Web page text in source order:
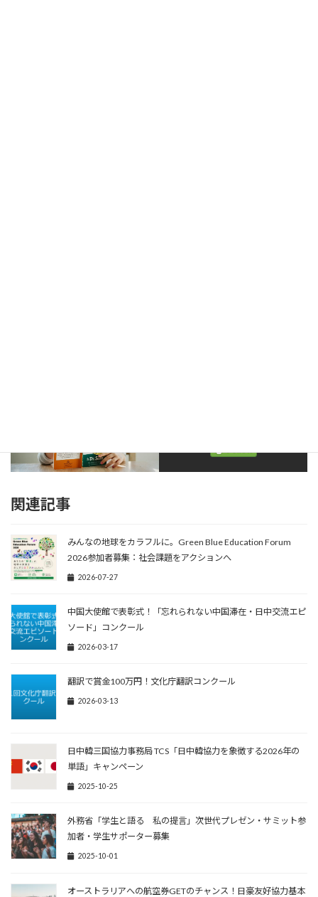
関連記事
みんなの地球をカラフルに。Green Blue Education Forum
2026参加者募集：社会課題をアクションへ
2026-07-27
中国大使館で表彰式！「忘れられない中国滞在・日中交流エピ
ソード」コンクール
2026-03-17
翻訳で賞金100万円！文化庁翻訳コンクール
2026-03-13
日中韓三国協力事務局 TCS「日中韓協力を象徴する2026年の
単語」キャンペーン
2025-10-25
外務省「学生と語る 私の提言」次世代プレゼン・サミット参
加者・学生サポーター募集
2025-10-01
オーストラリアへの航空券GETのチャンス！日豪友好協力基本